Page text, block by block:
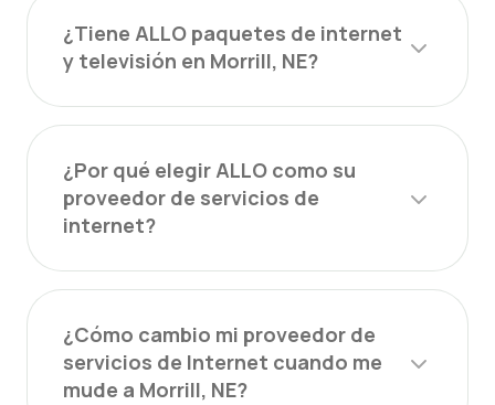
¿Tiene ALLO paquetes de internet
y televisión en Morrill, NE?
¿Por qué elegir ALLO como su
proveedor de servicios de
internet?
¿Cómo cambio mi proveedor de
servicios de Internet cuando me
mude a Morrill, NE?